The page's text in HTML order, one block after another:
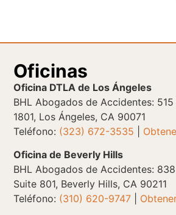
Oficinas
Oficina DTLA de Los Ángeles
BHL Abogados de Accidentes:
1801, Los Ángeles, CA 90071
Teléfono: (323) 672-3535
Oficina de Beverly Hills
BHL Abogados de Accidentes:
Suite 801, Beverly Hills, CA 90211
Teléfono: (310) 620-9747